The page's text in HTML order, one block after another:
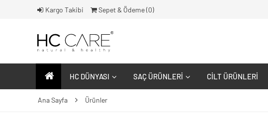
Kargo Takibi Sepet & Ödeme ( 0)
HC DÜNYASI SAÇ ÜRÜNLERI CILT ÜRÜNLERI
Ana Sayfa Ürünler